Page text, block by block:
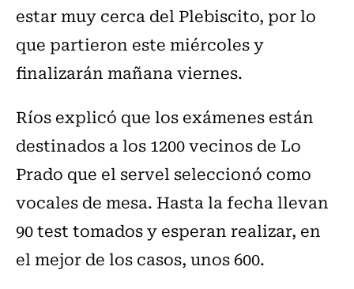
estar muy cerca del Plebiscito, por lo
que partieron este miércoles y
finalizarán mañana viernes.
Ríos explicó que los exámenes están
destinados a los 1200 vecinos de Lo
Prado que el servel seleccionó como
vocales de mesa. Hasta la fecha llevan
90 test tomados y esperan realizar, en
el mejor de los casos, unos 600.